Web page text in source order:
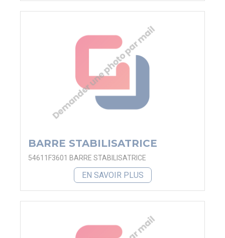
BARRE STABILISATRICE
54611F3601 BARRE STABILISATRICE
EN SAVOIR PLUS